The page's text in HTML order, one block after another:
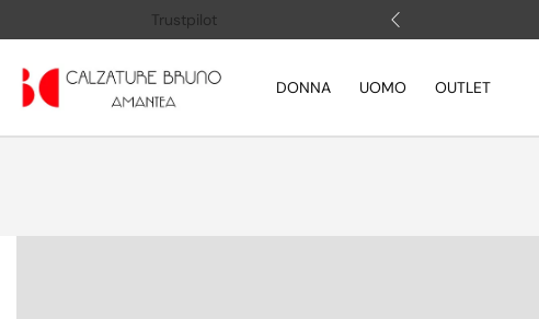
Trustpilot
Apri la chat
DONNA UOMO OUTLET